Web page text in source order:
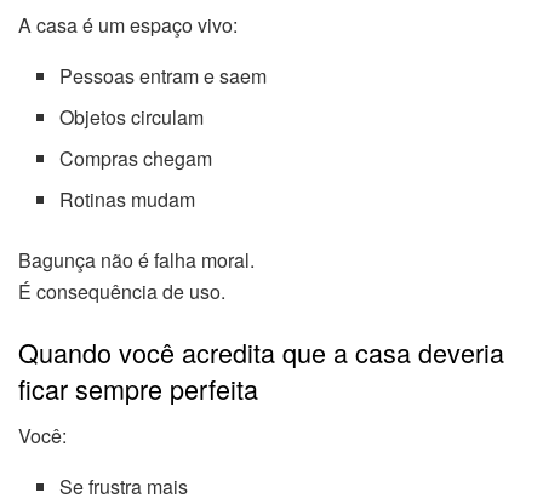
A casa é um espaço vivo:
Pessoas entram e saem
Objetos circulam
Compras chegam
Rotinas mudam
Bagunça não é falha moral.
É consequência de uso.
Quando você acredita que a casa deveria
ficar sempre perfeita
Você:
Se frustra mais